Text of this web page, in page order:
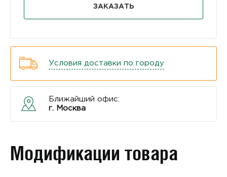
ЗАКАЗАТЬ
Условия доставки по городу
Ближайший офис:
г. Москва
Модификации товара